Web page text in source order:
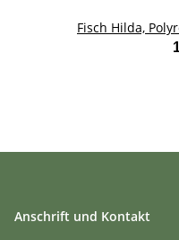
Fisch Hilda,
Anschrift und Kontakt